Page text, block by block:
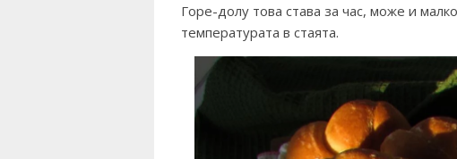
Горе-долу това става за час, може и
температурата в стаята.